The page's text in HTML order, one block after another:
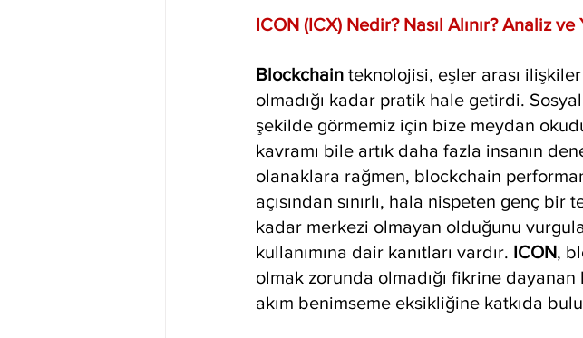
ICON (ICX) Nedir? Nasıl Alınır? Analiz ve
Blockchain teknolojisi, eşler arası
olmadığı kadar pratik hale getirdi.
şekilde görmemiz için bize meydan
kavramı bile artık daha fazla insanın
olanaklara rağmen, blockchain
açısından sınırlı, hala nispeten genç
kadar merkezi olmayan olduğunu
kullanımına dair kanıtları vardır. ICON,
olmak zorunda olmadığı fikrine
akım benimseme eksikliğine katkıda